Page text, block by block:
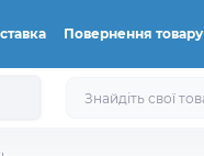
Повернення товару